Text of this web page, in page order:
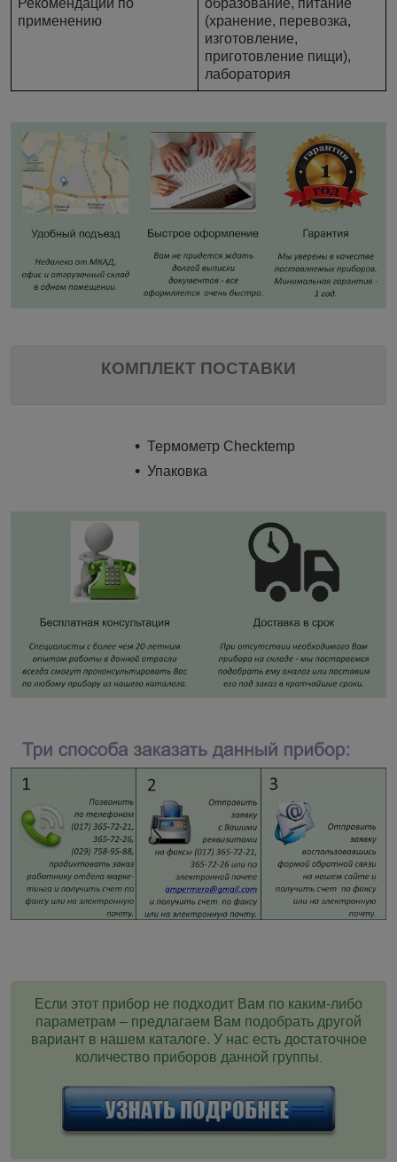
применению
(хранение, перевозка,
изготовление,
приготовление пищи),
лаборатория
КОМПЛЕКТ ПОСТАВКИ
Термометр Checktemp
Упаковка
Если этот прибор не подходит Вам по каким-либо
параметрам – предлагаем Вам подобрать другой
вариант в нашем каталоге. У нас есть достаточное
количество приборов данной группы.